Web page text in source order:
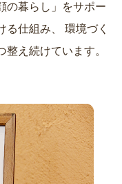
の暮らし」をサポー
る仕組み、
え続けています。